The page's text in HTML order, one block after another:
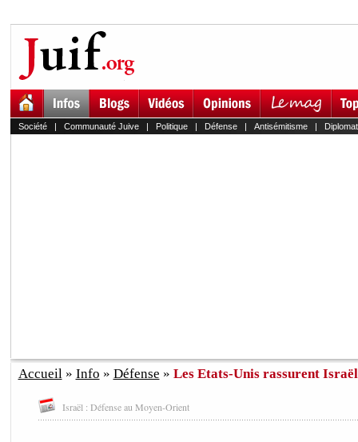
Société| Communauté Juive| Politique| Défense| Antisémitisme|
Accueil» Info » Défense » Les Etats-Unis rassurent
Israël : Défense au Moyen-Orient